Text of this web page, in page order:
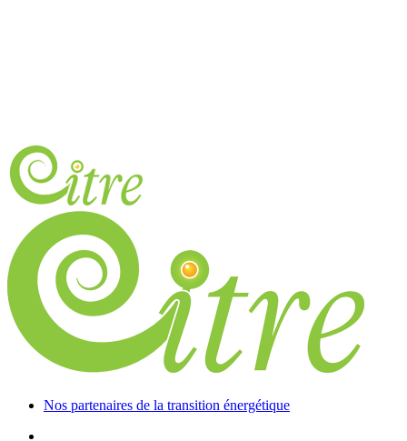
Nos partenaires de la transition énergétique